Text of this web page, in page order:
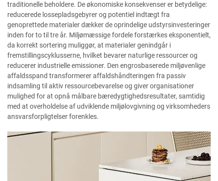
traditionelle beholdere. De økonomiske konsekvenser er betydelige:
reducerede lossepladsgebyrer og potentiel indtægt fra
genoprettede materialer dækker de oprindelige udstyrsinvesteringer
inden for to til tre år. Miljømæssige fordele forstærkes eksponentielt,
da korrekt sortering muliggør, at materialer genindgår i
fremstillingscyklusserne, hvilket bevarer naturlige ressourcer og
reducerer industrielle emissioner. Den engrosbaserede miljøvenlige
affaldsspand transformerer affaldshåndteringen fra passiv
indsamling til aktiv ressourcebevarelse og giver organisationer
mulighed for at opnå målbare bæredygtighedsresultater, samtidig
med at overholdelse af udviklende miljølovgivning og virksomheders
ansvarsforpligtelser forenkles.